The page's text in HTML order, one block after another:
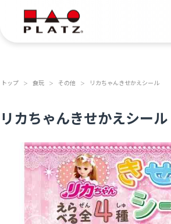
トップ ＞ 食玩 ＞ その他 ＞ リカちゃんきせかえシール
リカちゃんきせかえシール